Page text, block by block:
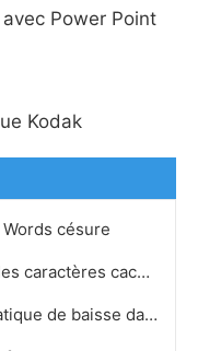
Power Point
Kodak
césure
Comment faire pour supprimer des caractères cachés dans Word
Comment insérer un Cap automatique de baisse dans QuarkXPress